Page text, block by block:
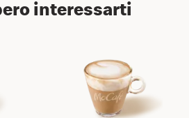
interessarti